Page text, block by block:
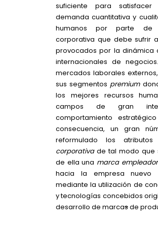
suficiente para satisfacer
demanda cuantitativa y
humanos por parte de
corporativa que debe sufrir
provocados por la dinámica
internacionales de
mercados laborales
sus segmentospremium
los mejores recursos
campos de gran
comportamiento
consecuencia, un gran
reformulado los
corporativade tal modo que
de ella una marca empleador
hacia la empresa nuevo
mediante la utilización de
y tecnologías concebidos
desarrollo de marcasde